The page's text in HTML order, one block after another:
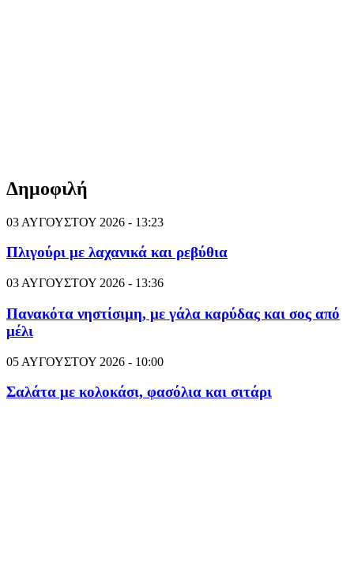
Δημοφιλή
03 ΑΥΓΟΥΣΤΟΥ 2026 - 13:23
Πλιγούρι με λαχανικά και ρεβύθια
03 ΑΥΓΟΥΣΤΟΥ 2026 - 13:36
Πανακότα νηστίσιμη, με γάλα καρύδας και σος από
μέλι
05 ΑΥΓΟΥΣΤΟΥ 2026 - 10:00
Σαλάτα με κολοκάσι, φασόλια και σιτάρι